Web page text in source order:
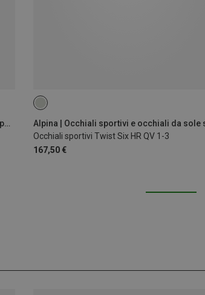
Alpina | Occhiali sportivi e occhiali da sole sportivi
Occhiali sportivi Twist Six HR QV 1-3
167,50 €